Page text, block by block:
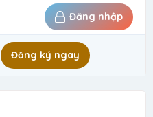
Đăng nhập
Đăng ký ngay